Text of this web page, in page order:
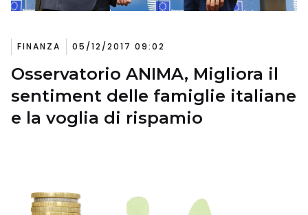
FINANZA 05/12/2017 09:02
Osservatorio ANIMA, Migliora il
sentiment delle famiglie italiane
e la voglia di rispamio